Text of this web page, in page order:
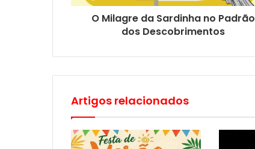
O Milagre da Sardinha no Padrão
dos Descobrimentos
Artigos relacionados